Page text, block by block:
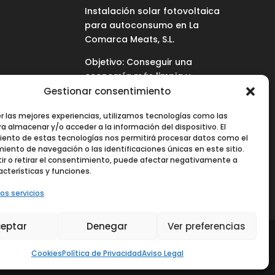
Gestionar consentimiento
las mejores experiencias, utilizamos tecnologías como las
almacenar y/o acceder a la información del dispositivo. El
de estas tecnologías nos permitirá procesar datos como el
de navegación o las identificaciones únicas en este sitio.
o retirar el consentimiento, puede afectar negativamente a
y funciones.
servicios
Denegar Ver preferencias
CookiesPolítica de PrivacidadAviso Legal
Instalación solar fotovoltaica
para autoconsumo en La
Comarca Meats, S.L.
Objetivo: Conseguir una
economía más limpia y
sostenible.
Proyecto cofinanciado por la
Unión Europea
Fondo Europeo de Desarrollo
Regional
Política de Privacidad
Cookies
los derechos reservados.Agencia Creativa